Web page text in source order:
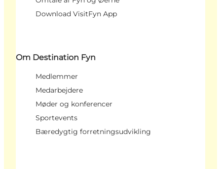
Download VisitFyn App
Om Destination Fyn
Medlemmer
Medarbejdere
Møder og konferencer
Sportevents
Bæredygtig forretningsudvikling